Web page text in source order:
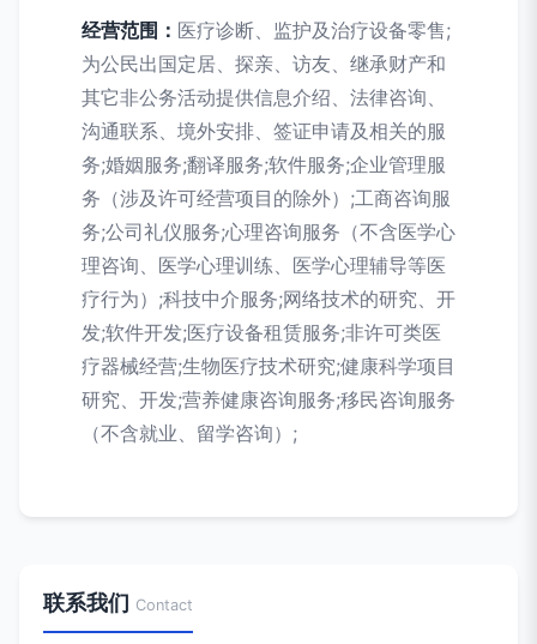
经营范围： 医疗诊断、监护及治疗设备零售;
为公民出国定居、探亲、访友、继承财产和
其它非公务活动提供信息介绍、法律咨询、
沟通联系、境外安排、签证申请及相关的服
务;婚姻服务;翻译服务;软件服务;企业管理服
务（涉及许可经营项目的除外）;工商咨询服
务;公司礼仪服务;心理咨询服务（不含医学心
理咨询、医学心理训练、医学心理辅导等医
疗行为）;科技中介服务;网络技术的研究、开
发;软件开发;医疗设备租赁服务;非许可类医
疗器械经营;生物医疗技术研究;健康科学项目
研究、开发;营养健康咨询服务;移民咨询服务
（不含就业、留学咨询）;
联系我们 Contact